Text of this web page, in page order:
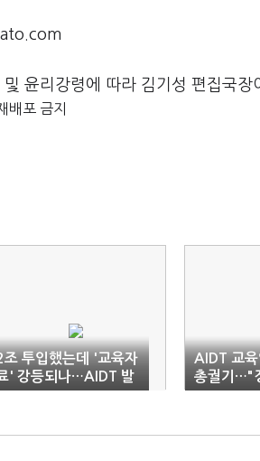
윤리강령에 따라 김기성 편집국장
배포 금지
조 투입했는데 '교육자
' 강등되나…AIDT 발
사 반발
AIDT 교
총궐기…"
천억 썼다"